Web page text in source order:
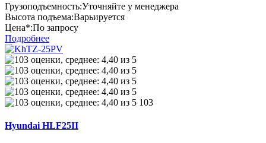
Грузоподъемность:Уточняйте у менеджера
Высота подъема:Варьируется
Цена*:По запросу
Подробнее
103
Hyundai HLF25II